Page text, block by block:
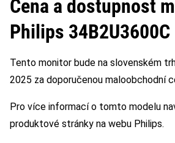
Cena a dostupnost
Philips 34B2U3600C
Tento monitor bude na slovenském
2025 za doporučenou maloobchodní
Pro více informací o tomto modelu
produktové stránky na webu Philips.